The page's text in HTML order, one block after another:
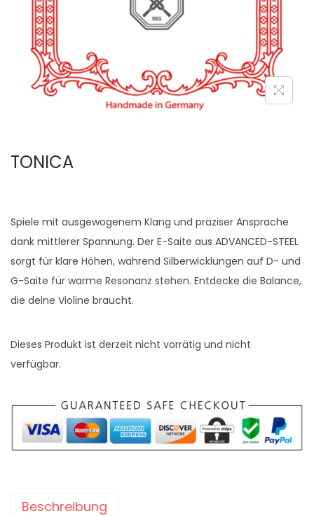
o
TONICA
Spiele mit ausgewogenem Klang und präziser Ansprache
dank mittlerer Spannung. Der E-Saite aus ADVANCED-STEEL
sorgt für klare Höhen, während Silberwicklungen auf D- und
G-Saite für warme Resonanz stehen. Entdecke die Balance,
die deine Violine braucht.
Dieses Produkt ist derzeit nicht vorrätig und nicht
verfügbar.
Beschreibung